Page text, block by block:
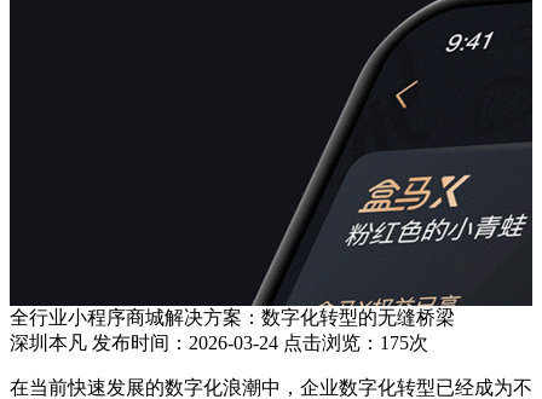
全行业小程序商城解决方案：数字化转型的无缝桥梁
深圳本凡 发布时间：2026-03-24 点击浏览：175次
在当前快速发展的数字化浪潮中，企业数字化转型已经成为不